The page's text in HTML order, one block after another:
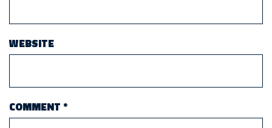
WEBSITE
COMMENT *